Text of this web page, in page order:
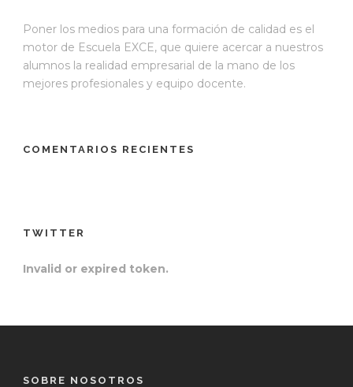
Poner los medios para una formación de calidad es el
motor de Escuela EXCE, que quiere acercar a nuestros
alumnos la realidad empresarial de la mano de los
mejores profesionales y equipo docente.
COMENTARIOS RECIENTES
TWITTER
Invalid or expired token.
SOBRE NOSOTROS